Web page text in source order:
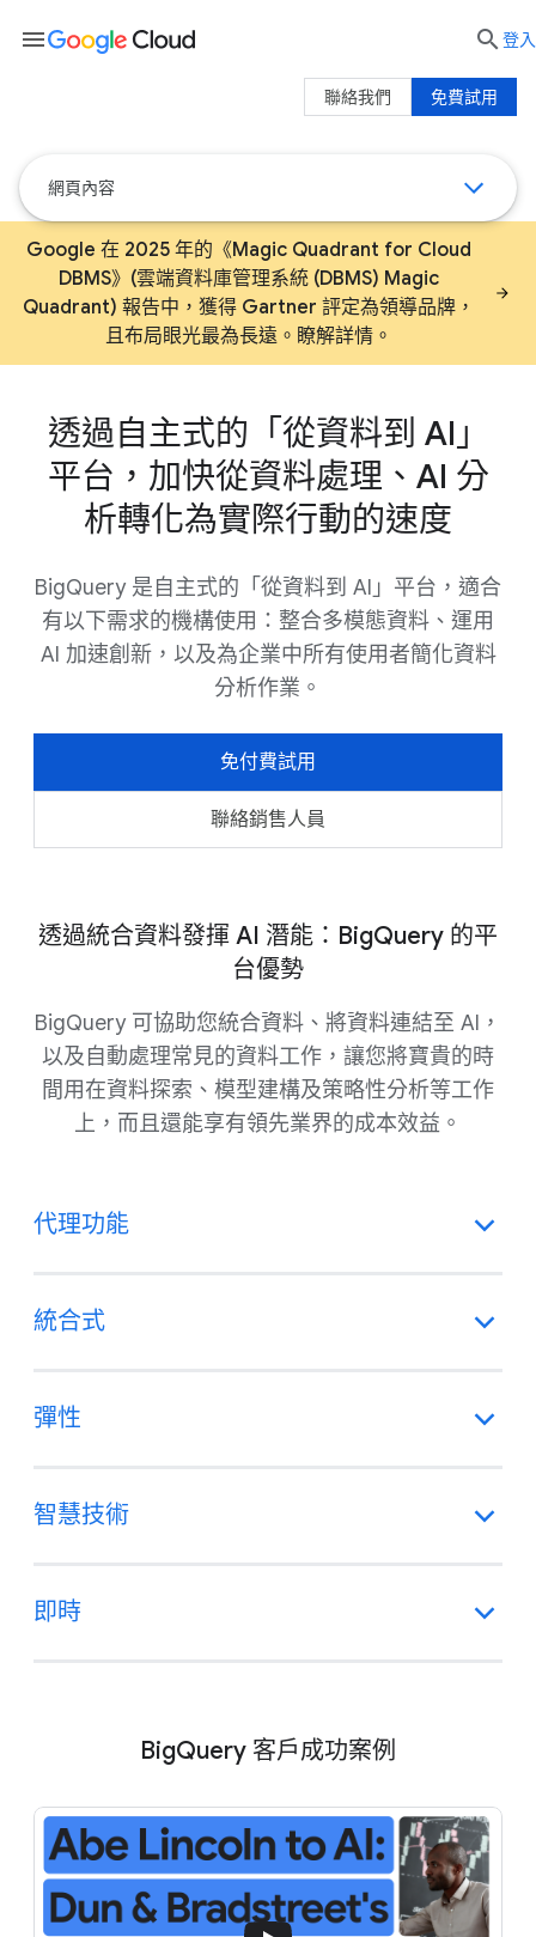
網頁內容
Google 在 2025 年的《Magic Quadrant for Cloud
DBMS》(雲端資料庫管理系統 (DBMS) Magic
Quadrant) 報告中，獲得 Gartner 評定為領導品牌，
且布局眼光最為長遠。瞭解詳情。
透過自主式的「從資料到 AI」
平台，加快從資料處理、AI 分
析轉化為實際行動的速度
BigQuery 是自主式的「從資料到 AI」平台，適合
有以下需求的機構使用：整合多模態資料、運用
AI 加速創新，以及為企業中所有使用者簡化資料
分析作業。
免付費試用
聯絡銷售人員
透過統合資料發揮 AI 潛能：BigQuery 的平
台優勢
BigQuery 可協助您統合資料、將資料連結至 AI，
以及自動處理常見的資料工作，讓您將寶貴的時
間用在資料探索、模型建構及策略性分析等工作
上，而且還能享有領先業界的成本效益。
代理功能
統合式
彈性
智慧技術
即時
BigQuery 客戶成功案例
menu  登入
免費試用
聯絡我們